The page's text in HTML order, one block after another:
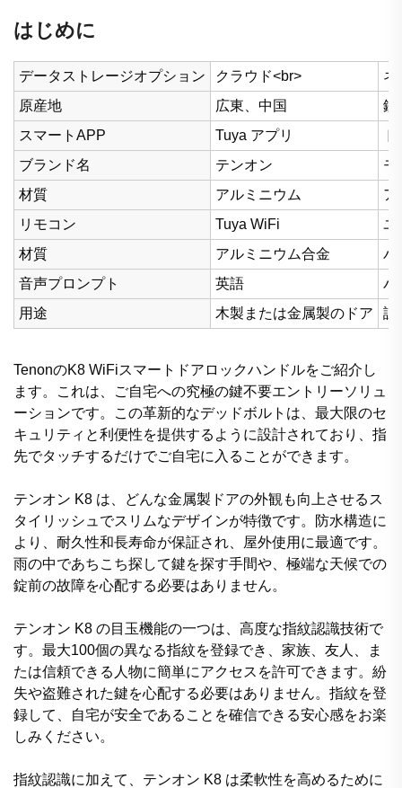
はじめに
データストレージオプション クラウド<br>
ネ
原産地
広東、中国
錠
スマートAPP
Tuya アプリ
ブランド名
テンオン
モ
材質
アルミニウム
ア
リモコン
Tuya WiFi
ユ
材質
アルミニウム合金
パ
音声プロンプト
英語
バ
用途
木製または金属製のドア 認
TenonのK8 WiFiスマートドアロックハンドルをご紹介し
ます。これは、ご自宅への究極の鍵不要エントリーソリュ
ーションです。この革新的なデッドボルトは、最大限のセ
キュリティと利便性を提供するように設計されており、指
先でタッチするだけでご自宅に入ることができます。
テンオン K8 は、どんな金属製ドアの外観も向上させるス
タイリッシュでスリムなデザインが特徴です。防水構造に
より、耐久性和長寿命が保証され、屋外使用に最適です。
雨の中であちこち探して鍵を探す手間や、極端な天候での
錠前の故障を心配する必要はありません。
テンオン K8 の目玉機能の一つは、高度な指紋認識技術で
す。最大100個の異なる指紋を登録でき、家族、友人、ま
たは信頼できる人物に簡単にアクセスを許可できます。紛
失や盗難された鍵を心配する必要はありません。指紋を登
録して、自宅が安全であることを確信できる安心感をお楽
しみください。
指紋認識に加えて、テンオン K8 は柔軟性を高めるために